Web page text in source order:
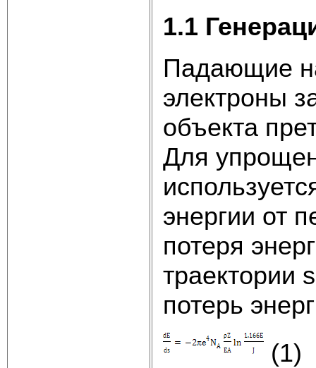
1.1
Падающие
электроны
объекта
Для
энергии от
потеря
траектории
потерь
(1)